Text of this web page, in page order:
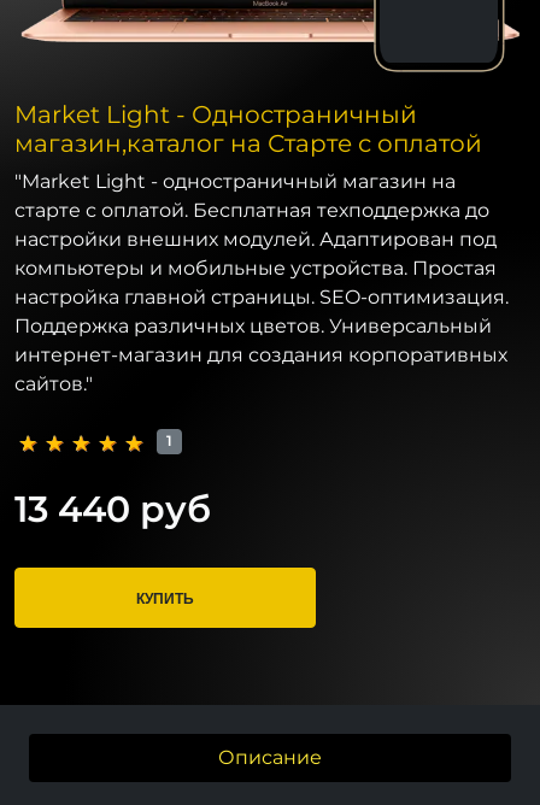
Market Light - Одностраничный
магазин,каталог на Старте с оплатой
"Market Light - одностраничный магазин на
старте с оплатой. Бесплатная техподдержка до
настройки внешних модулей. Адаптирован под
компьютеры и мобильные устройства. Простая
настройка главной страницы. SEO-оптимизация.
Поддержка различных цветов. Универсальный
интернет-магазин для создания корпоративных
сайтов."
1
13 440 руб
КУПИТЬ
Описание